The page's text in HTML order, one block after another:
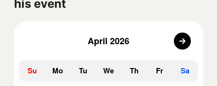
his event
April 2026
Su Mo Tu We Th Fr Sa